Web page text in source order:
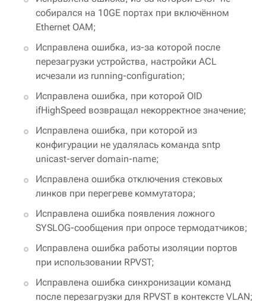
собирался на 10GE портах при включённом
Ethernet OAM;
Исправлена ошибка, из-за которой после
перезагрузки устройства, настройки ACL
исчезали из running-configuration;
Исправлена ошибка, при которой OID
ifHighSpeed возвращал некорректное значение;
Исправлена ошибка, при которой из
конфигурации не удалялась команда sntp
unicast-server domain-name;
Исправлена ошибка отключения стековых
линков при перегреве коммутатора;
Исправлена ошибка появления ложного
SYSLOG-сообщения при опросе термодатчиков;
Исправлена ошибка работы изоляции портов
при использовании RPVST;
Исправлена ошибка синхронизации команд
после перезагрузки для RPVST в контексте VLAN;